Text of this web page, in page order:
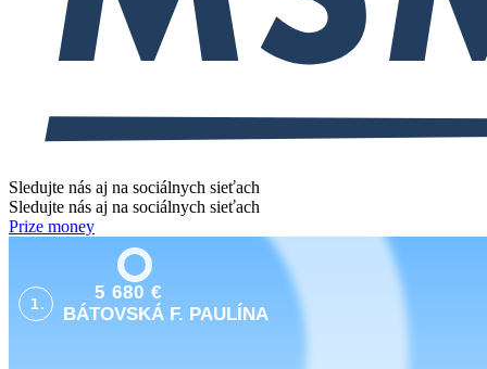
Sledujte nás aj na sociálnych sieťach
Sledujte nás aj na sociálnych sieťach
Prize money
1.
5 680 €
BÁTOVSKÁ F. PAULÍNA